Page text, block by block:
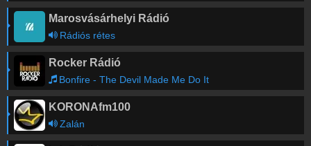
Marosvásárhelyi Rádió
Rádiós rétes
Rocker Rádió
Bonfire - The Devil Made Me Do It
KORONAfm100
Zalán